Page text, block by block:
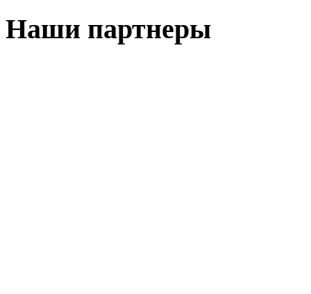
Наши партнеры